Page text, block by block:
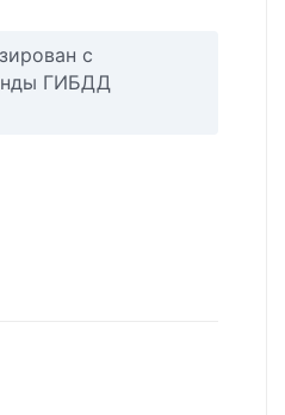
с
ГИБДД